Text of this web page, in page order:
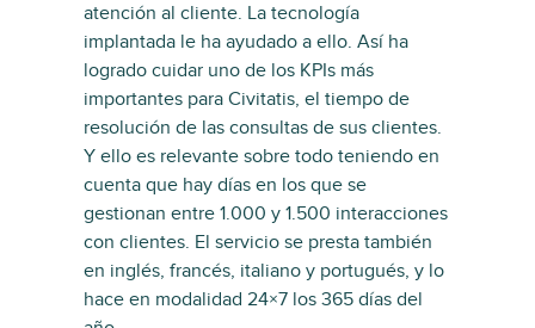
atención al cliente. La tecnología
implantada le ha ayudado a ello. Así ha
logrado cuidar uno de los KPIs más
importantes para Civitatis, el tiempo de
resolución de las consultas de sus clientes.
Y ello es relevante sobre todo teniendo en
cuenta que hay días en los que se
gestionan entre 1.000 y 1.500 interacciones
con clientes. El servicio se presta también
en inglés, francés, italiano y portugués, y lo
hace en modalidad 24×7 los 365 días del